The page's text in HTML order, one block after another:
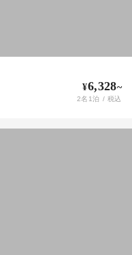
¥6,328~
2名 1泊 / 税込